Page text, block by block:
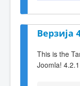
Верзија
This is the
Joomla! 4.2.1